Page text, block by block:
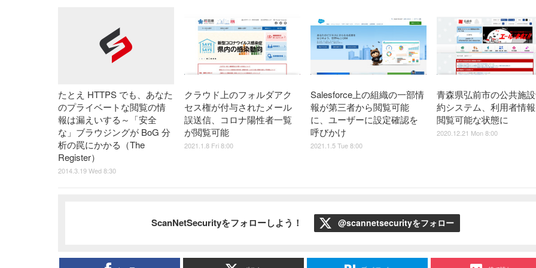
たとえ HTTPS でも、あなた
のプライベートな閲覧の情
報は漏えいする～「安全
な」ブラウジングが BoG 分
析の罠にかかる（The
Register）
2014.3.19 Wed 8:30
クラウド上のフォルダアク
セス権が付与されたメール
誤送信、コロナ陽性者一覧
が閲覧可能
2021.1.8 Fri 8:00
Salesforce上の組織の一部情
報が第三者から閲覧可能
に、ユーザーに設定確認を
呼びかけ
2021.1.5 Tue 8:00
青森県弘前市の公共施
約システム、利用者情
閲覧可能な状態に
2020.12.21 Mon 8:00
ScanNetSecurityをフォローしよう！ @scannetsecurityをフォロー